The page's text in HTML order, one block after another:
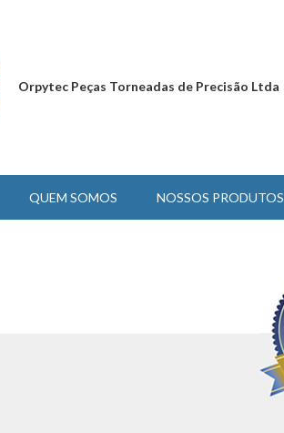
Orpytec Peças Torneadas de Precisão Ltda
QUEM SOMOS NOSSOS PRODUTOS